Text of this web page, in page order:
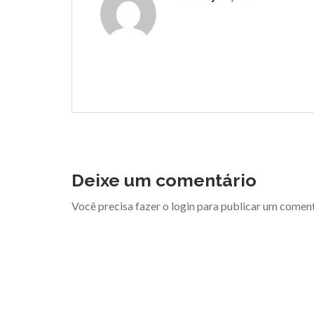
Deixe um comentário
Você precisa fazer o login para publicar um